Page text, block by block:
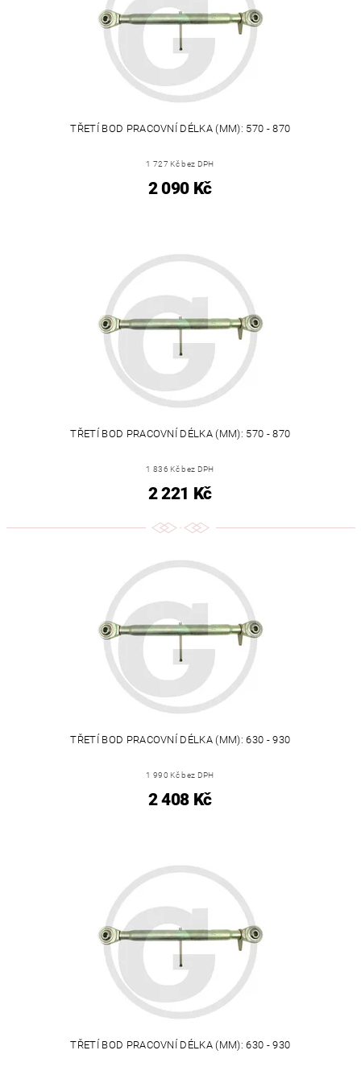
TŘETÍ BOD PRACOVNÍ DÉLKA (MM): 570 - 870
1 727 Kč bez DPH
2 090 Kč
TŘETÍ BOD PRACOVNÍ DÉLKA (MM): 570 - 870
1 836 Kč bez DPH
2 221 Kč
TŘETÍ BOD PRACOVNÍ DÉLKA (MM): 630 - 930
1 990 Kč bez DPH
2 408 Kč
TŘETÍ BOD PRACOVNÍ DÉLKA (MM): 630 - 930